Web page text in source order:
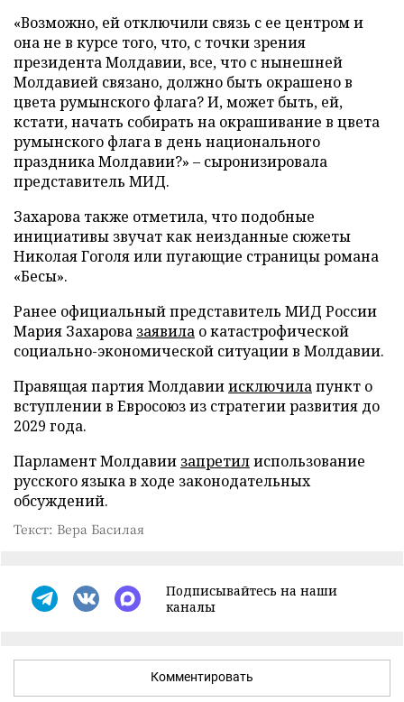
«Возможно, ей отключили связь с ее центром и
она не в курсе того, что, с точки зрения
президента Молдавии, все, что с нынешней
Молдавией связано, должно быть окрашено в
цвета румынского флага? И, может быть, ей,
кстати, начать собирать на окрашивание в цвета
румынского флага в день национального
праздника Молдавии?» – сыронизировала
представитель МИД.
Захарова также отметила, что подобные
инициативы звучат как неизданные сюжеты
Николая Гоголя или пугающие страницы романа
«Бесы».
Ранее официальный представитель МИД России
Мария Захарова заявила о катастрофической
социально-экономической ситуации в Молдавии.
Правящая партия Молдавииисключилапункт о
вступлении в Евросоюз из стратегии развития до
2029 года.
Парламент Молдавии запретилиспользование
русского языка в ходе законодательных
обсуждений.
Текст: Вера Басилая
Подписывайтесь на наши
каналы
Комментировать